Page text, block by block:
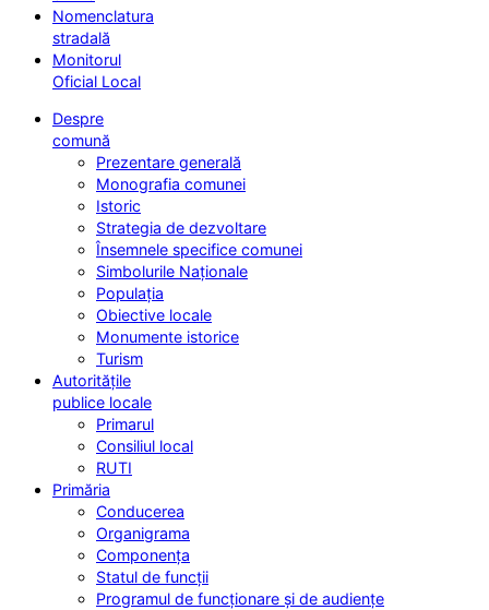
Nomenclatura
stradală
Monitorul
Oficial Local
Despre
comună
Prezentare generală
Monografia comunei
Istoric
Strategia de dezvoltare
Însemnele specifice comunei
Simbolurile Naționale
Populația
Obiective locale
Monumente istorice
Turism
Autoritățile
publice locale
Primarul
Consiliul local
RUTI
Primăria
Conducerea
Organigrama
Componența
Statul de funcții
Programul de funcționare și de audiențe